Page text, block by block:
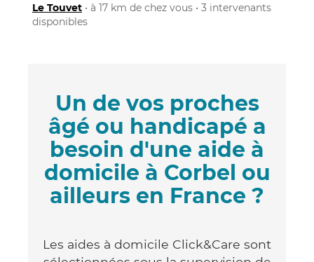
Le Touvet • à 17 km de chez vous • 3 intervenants
disponibles
Un de vos proches
âgé ou handicapé a
besoin d'une aide à
domicile à Corbel ou
ailleurs en France ?
Les aides à domicile Click&Care sont